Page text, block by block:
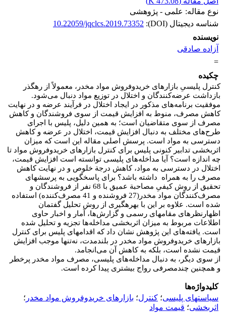
نوع مقاله: علمی - پژوهشی
شناسه دیجیتال (DOI):
10.22059/jqclcs.2019.73352
نویسنده
آزاده صادقی
=
چکیده
کنترل پلیسیِ بازارهای خریدوفروش مواد مخدر، معمولاً از رهگذر
بازداشت عرضهکنندگان و اختلال در توزیع مواد دنبال میشود.
موفقیت برنامههای مذکور در ایجاد اختلال در فرآیند عرضه و در نهایت
کاهش مصرف، منوط به افزایش قیمت از سوی فروشندگان و کاهش
مصرف از سوی متقاضیان است؛ به همین دلیل، پلیس با اجرای
طرحهای مختلف به دنبال افزایش قیمت، اختلال در عرضه و کاهش
دسترسی به مواد است. پرسش اصلی مقاله این است که میزان
اثربخشی تدابیر کنونی پلیس برای کنترل بازارهای خریدوفروش مواد تا
چه اندازه است؟ آیا مداخلههای پلیسی توانسته است افزایش قیمت،
اختلال در دسترسی به مواد، کاهش درجة خلوص و در نهایت کاهش
مصرف را به همراه داشته باشد؟ برای پاسخگویی به پرسش­های
تحقیق از روش کیفیِ مصاحبة عمیق با 68 نفر از فروشندگان و
مصرفکنندگان مواد مخدر(27 فروشنده و 41 مصرف
کننده) استفاده
شده است. علاوه بر این با بهره­گیری از روش تحلیل گفتمان
اظهارنظرهای مقام­های رسمی و گزارشها، آمار و اخبار حاوی
اطلاعات مربوط به میزان اثربخشی مداخلهها تجزیه و تحلیل شده
است. یافتههای این پژوهش نشان داد که اقدام­های پلیس برای کنترل
بازارهای خریدوفروش مواد مخدر در بلندمدت، نهتنها موجب افزایش
قیمت نشده است، بلکه به کاهش آن می انجامد.
از سوی دیگر، به دنبال مداخلههای پلیسی، مصرف مواد مخدر پرخطر
و همچنین چندمصرفی رواج بیشتری پیدا کرده است.
کلیدواژه‌ها
سیاستهای پلیسی؛ کنترل؛ بازارهای خریدوفروش مواد مخدر ؛
اثربخشی؛ قیمت مواد